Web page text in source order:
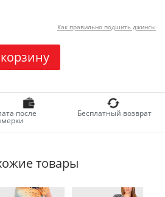
Как правильно подшить джинсы
после Бесплатный возврат
товары